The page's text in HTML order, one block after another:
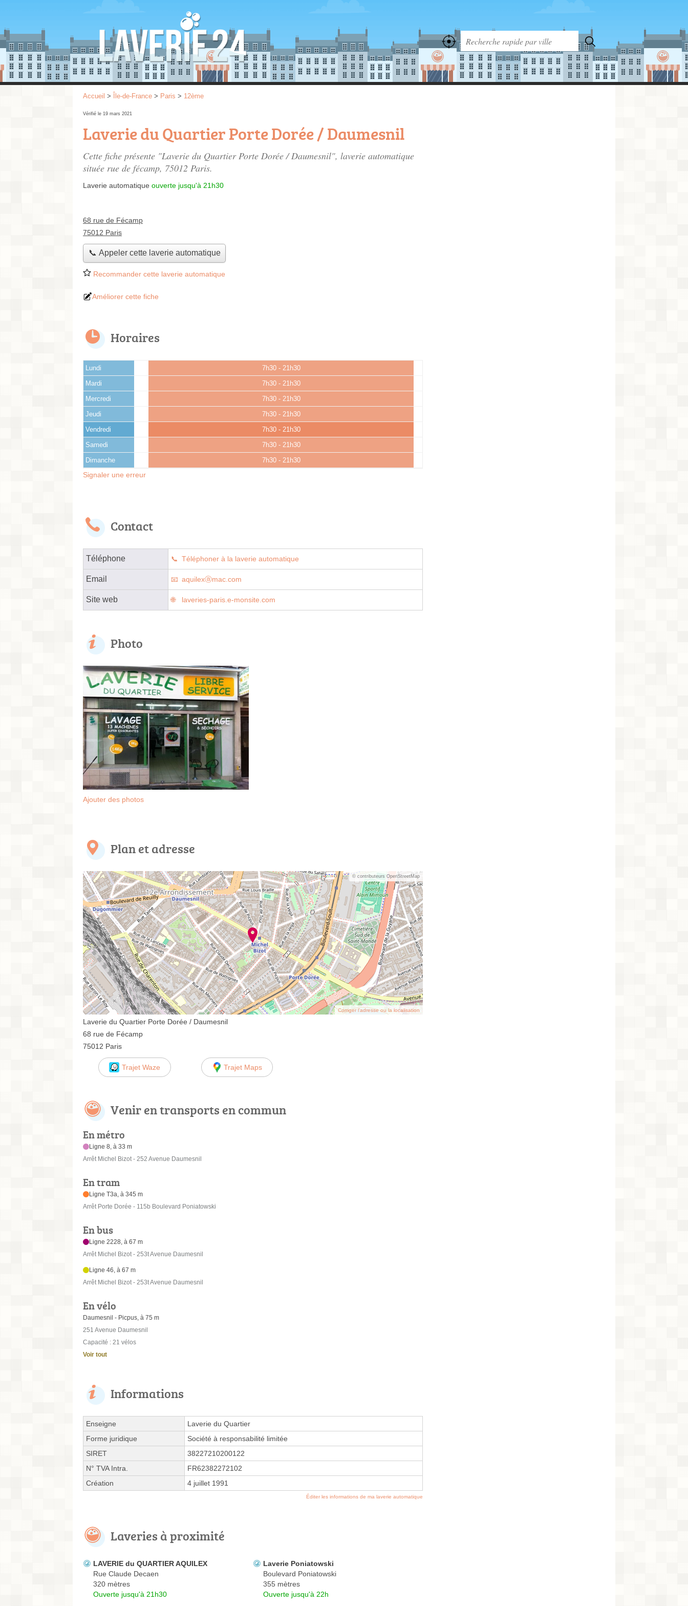
Accueil > Île-de-France > Paris > 12ème
Vérifié le 19 mars 2021
Laverie du Quartier Porte Dorée / Daumesnil
Cette fiche présente "Laverie du Quartier Porte Dorée / Daumesnil", laverie automatique
située rue de fécamp, 75012 Paris.
Laverie automatique ouverte jusqu'à 21h30
68 rue de Fécamp
75012 Paris
📞 Appeler cette laverie automatique
Recommander cette laverie automatique
Améliorer cette fiche
Horaires
Lundi 7h30 - 21h30
Mardi 7h30 - 21h30
Mercredi 7h30 - 21h30
Jeudi 7h30 - 21h30
Vendredi 7h30 - 21h30
Samedi 7h30 - 21h30
Dimanche 7h30 - 21h30
Signaler une erreur
Contact
Téléphone Téléphoner à la laverie automatique
Email aquilexⓐmac.com
Site web laveries-paris.e-monsite.com
Photo
Ajouter des photos
Plan et adresse
© contributeurs OpenStreetMap
Corriger l’adresse ou la localisation
Laverie du Quartier Porte Dorée / Daumesnil
68 rue de Fécamp
75012 Paris
Trajet Waze Trajet Maps
Venir en transports en commun
En métro
Ligne 8, à 33 m
Arrêt Michel Bizot - 252 Avenue Daumesnil
En tram
Ligne T3a, à 345 m
Arrêt Porte Dorée - 115b Boulevard Poniatowski
En bus
Ligne 2228, à 67 m
Arrêt Michel Bizot - 253t Avenue Daumesnil
Ligne 46, à 67 m
Arrêt Michel Bizot - 253t Avenue Daumesnil
En vélo
Daumesnil - Picpus, à 75 m
251 Avenue Daumesnil
Capacité : 21 vélos
Voir tout
Informations
Enseigne
Laverie du Quartier
Forme juridique
Société à responsabilité limitée
SIRET
38227210200122
N° TVA Intra.
FR62382272102
Création
4 juillet 1991
Éditer les informations de ma laverie automatique
Laveries à proximité
LAVERIE du QUARTIER AQUILEX
Rue Claude Decaen
320 mètres
Ouverte jusqu'à 21h30
Laverie Poniatowski
Boulevard Poniatowski
355 mètres
Ouverte jusqu'à 22h